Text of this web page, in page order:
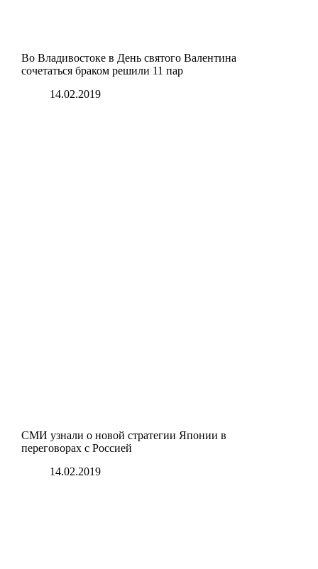
Во Владивостоке в День святого Валентина
сочетаться браком решили 11 пар
14.02.2019
СМИ узнали о новой стратегии Японии в
переговорах с Россией
14.02.2019